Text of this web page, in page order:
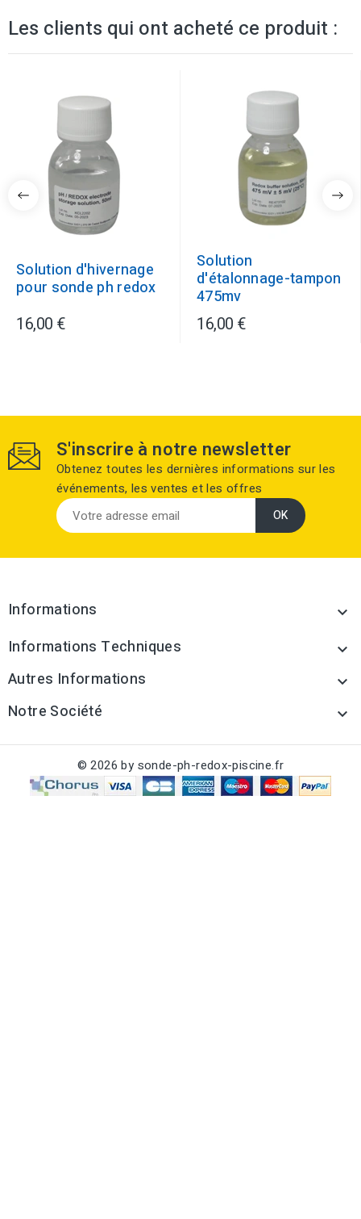
Les clients qui ont acheté ce produit :
Solution d'hivernage
pour sonde ph redox
16,00 €
Solution
d'étalonnage-tampon
475mv
16,00 €
S'inscrire à notre newsletter
Obtenez toutes les dernières informations sur les
événements, les ventes et les offres
Informations 
Informations Techniques 
Autres Informations 
Notre Société 
© 2026 by sonde-ph-redox-piscine.fr